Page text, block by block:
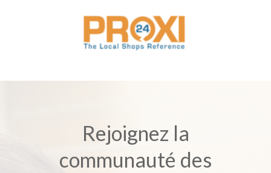
Rejoignez la
communauté des